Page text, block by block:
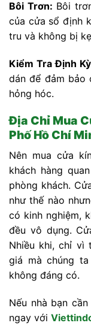
Bôi Trơn: Bôi
của cửa sổ định
tru và không bị
Kiểm Tra Định
dán để đảm bảo
hỏng hóc.
Địa Chỉ Mua
Phố Hồ Chí
Nên mua cửa
khách hàng
phòng khách.
như thế nào
có kinh nghiệm,
đều vô dụng.
Nhiều khi, chỉ vì
giá mà chúng
không đáng có.
Nếu nhà bạn
ngay với